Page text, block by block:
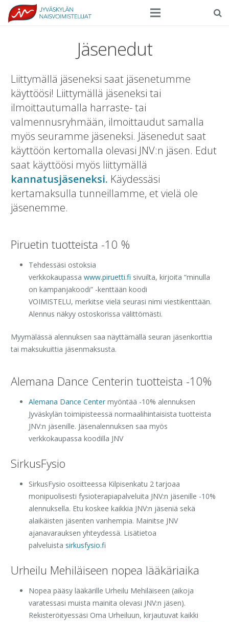
Kilpaurheilu
Tapahtumat
Ilmoittautuminen
Yhteystiedot
Jäsenedut
Liittymällä jäseneksi saat jäsenetumme
käyttöösi! Liittymällä jäseneksi tai
ilmoittautumalla harraste- tai
valmennusryhmään, ilmoittaudut samalla
myös seuramme jäseneksi. Jäsenedut saat
käyttöön kertomalla olevasi JNV:n jäsen. Edut
saat käyttöösi myös liittymällä
kannatusjäseneksi. Käydessäsi
kertamaksulla tunneillamme, et vielä ole
jäsenemme.
Piruetin tuotteista -10 %
Tehdessäsi ostoksia
verkkokaupassa www.piruetti.fi sivuilta, kirjoita “minulla
on kampanjakoodi” -kenttään koodi
VOIMISTELU, merkitse vielä seurasi nimi viestikenttään.
Alennus näkyy ostoskorissa välittömästi.
Myymälässä alennuksen saa näyttämällä seuran jäsenkorttia
tai maksukuittia jäsenmaksusta.
Alemana Dance Centerin tuotteista -10%
Alemana Dance Center myöntää -10% alennuksen
Jyväskylän toimipisteessä normaalihintaisista tuotteista
JNV:n jäsenille. Jäsenalennuksen saa myös
verkkokaupassa koodilla JNV
SirkusFysio
SirkusFysio osoitteessa Kilpisenkatu 2 tarjoaa
monipuolisesti fysioterapiapalveluita JNV:n jäsenille -10%
alennuksella. Etu koskee kaikkia JNV:n jäseniä sekä
alaikäisten jäsenten vanhempia. Mainitse JNV
ajanavarauksen yhteydessä. Lisätietoa
palveluista sirkusfysio.fi
Urheilu Mehiläiseen nopea lääkäriaika
Nopea pääsy lääkärille Urheilu Mehiläiseen (aikoja
varatessasi muista mainita olevasi JNV:n jäsen).
Rekisteröityessäsi Oma Urheiluun, kirjautuvat kaikki